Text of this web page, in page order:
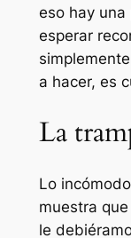
eso hay
esperar
a hacer, es
La
Lo
muestra
le